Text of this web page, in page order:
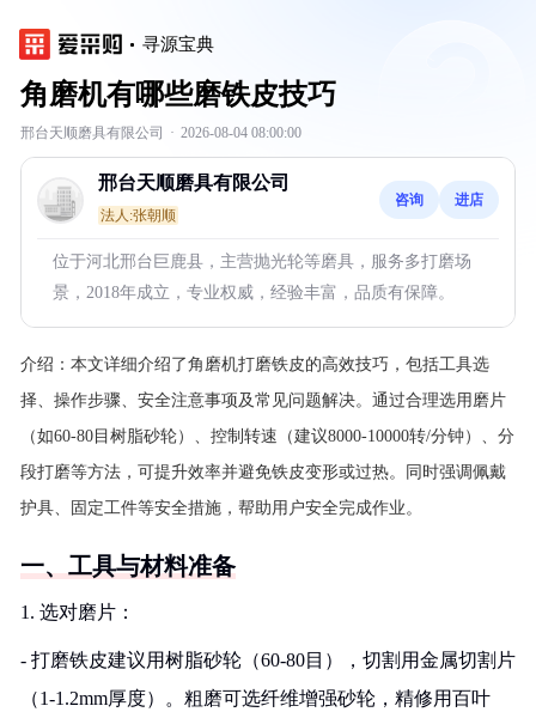
寻源宝典
角磨机有哪些磨铁皮技巧
邢台天顺磨具有限公司 · 2026-08-04 08:00:00
邢台天顺磨具有限公司
法人:张朝顺
咨询 进店
位于河北邢台巨鹿县，主营抛光轮等磨具，服务多打磨场
景，2018年成立，专业权威，经验丰富，品质有保障。
介绍： 本文详细介绍了角磨机打磨铁皮的高效技巧，包括工具选
择、操作步骤、安全注意事项及常见问题解决。通过合理选用磨片
（如60-80目树脂砂轮）、控制转速（建议8000-10000转/分钟）、分
段打磨等方法，可提升效率并避免铁皮变形或过热。同时强调佩戴
护具、固定工件等安全措施，帮助用户安全完成作业。
一、工具与材料准备
1. 选对磨片：
- 打磨铁皮建议用树脂砂轮（60-80目），切割用金属切割片
（1-1.2mm厚度）。粗磨可选纤维增强砂轮，精修用百叶